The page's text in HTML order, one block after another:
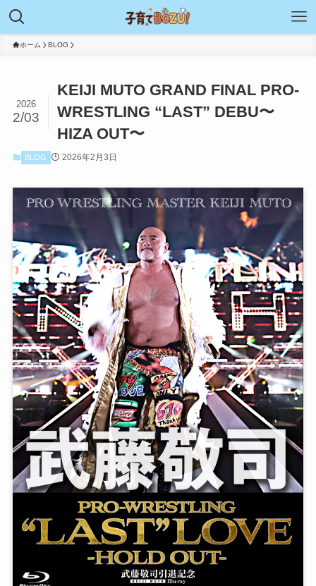
ホーム BLOG
KEIJI MUTO GRAND FINAL PRO-
WRESTLING “LAST” DEBU〜
HIZA OUT〜
2026
2/03
BLOG 2026年2月3日